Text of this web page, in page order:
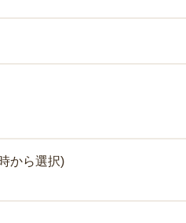
から選択)